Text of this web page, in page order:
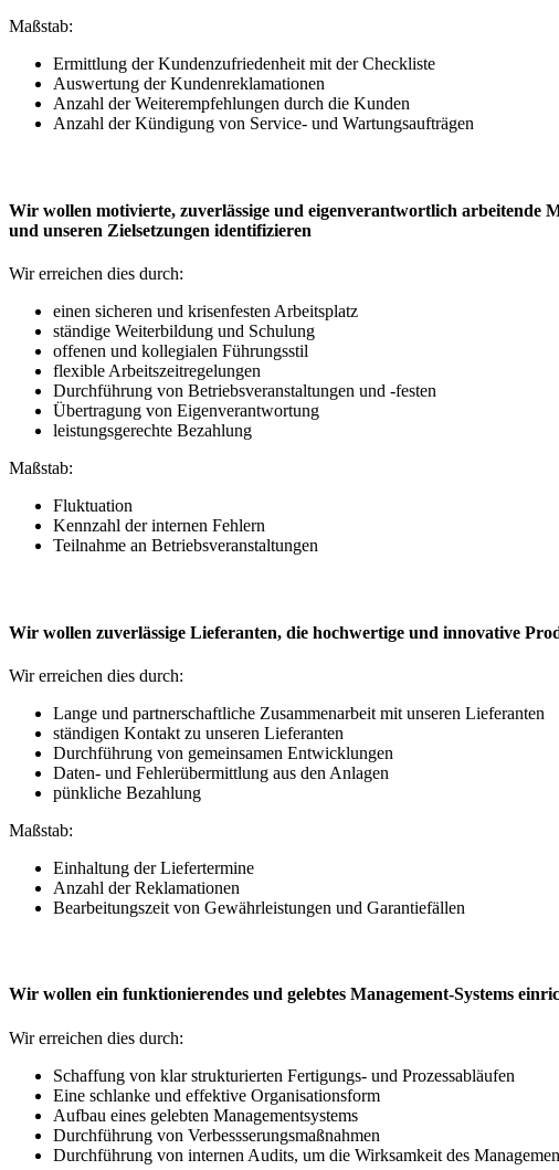
Maßstab:
Ermittlung der Kundenzufriedenheit mit der Checkliste
Auswertung der Kundenreklamationen
Anzahl der Weiterempfehlungen durch die Kunden
Anzahl der Kündigung von Service- und Wartungsaufträgen
Wir wollen motivierte, zuverlässige und eigenverantwortlich arbeitende
und unseren Zielsetzungen identifizieren
Wir erreichen dies durch:
einen sicheren und krisenfesten Arbeitsplatz
ständige Weiterbildung und Schulung
offenen und kollegialen Führungsstil
flexible Arbeitszeitregelungen
Durchführung von Betriebsveranstaltungen und -festen
Übertragung von Eigenverantwortung
leistungsgerechte Bezahlung
Maßstab:
Fluktuation
Kennzahl der internen Fehlern
Teilnahme an Betriebsveranstaltungen
Wir wollen zuverlässige Lieferanten, die hochwertige und innovative
Wir erreichen dies durch:
Lange und partnerschaftliche Zusammenarbeit mit unseren Lieferanten
ständigen Kontakt zu unseren Lieferanten
Durchführung von gemeinsamen Entwicklungen
Daten- und Fehlerübermittlung aus den Anlagen
pünkliche Bezahlung
Maßstab:
Einhaltung der Liefertermine
Anzahl der Reklamationen
Bearbeitungszeit von Gewährleistungen und Garantiefällen
Wir wollen ein funktionierendes und gelebtes Management-Systems
Wir erreichen dies durch:
Schaffung von klar strukturierten Fertigungs- und Prozessabläufen
Eine schlanke und effektive Organisationsform
Aufbau eines gelebten Managementsystems
Durchführung von Verbessserungsmaßnahmen
Durchführung von internen Audits, um die Wirksamkeit des